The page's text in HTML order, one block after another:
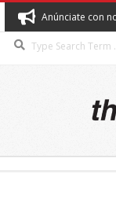
Skip
to
content
Anúnciate con